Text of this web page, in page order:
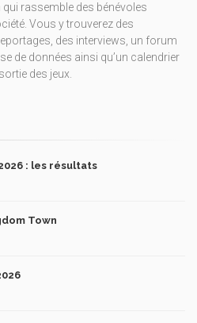
rassemble des bénévoles
Vous y trouverez des
des interviews, un forum
de données ainsi qu’un calendrier
des jeux.
: les résultats
Town